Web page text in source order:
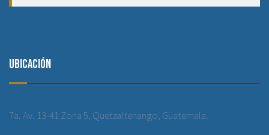
Ubicación
7a. Av. 13-41 Zona 5, Quetzaltenango, Guatemala.